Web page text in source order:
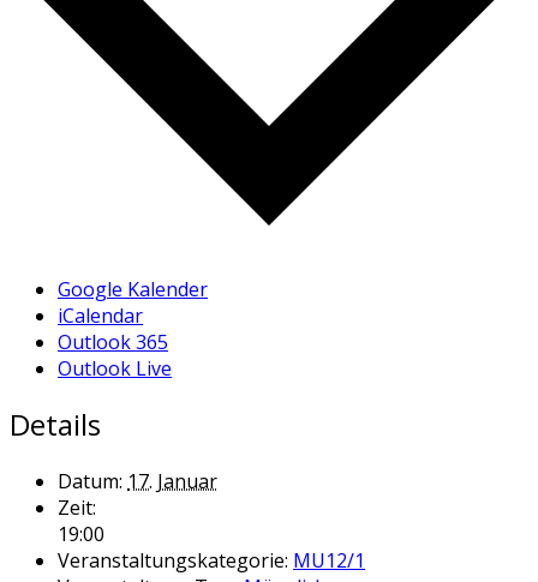
Google Kalender
iCalendar
Outlook 365
Outlook Live
Details
Datum: 17. Januar
Zeit:
19:00
Veranstaltungskategorie: MU12/1